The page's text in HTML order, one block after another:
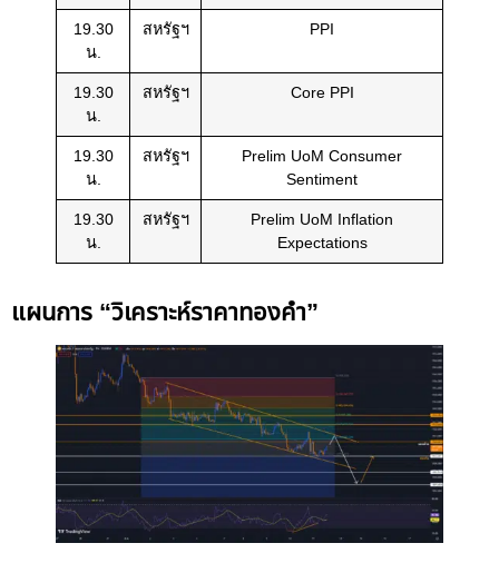
19.30
น.
สหรัฐฯ PPI
19.30
น.
สหรัฐฯ Core PPI
19.30
น.
สหรัฐฯ
Prelim UoM Consumer
Sentiment
19.30
น.
สหรัฐฯ
Prelim UoM Inflation
Expectations
แผนการ “วิเคราะห์ราคาทองคำ”